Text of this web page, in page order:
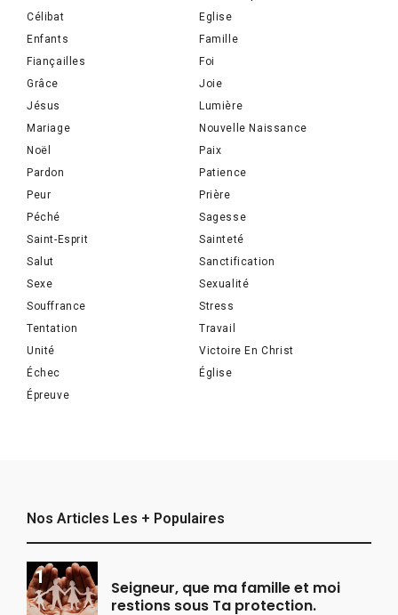
Célibat
Eglise
Enfants
Famille
Fiançailles
Foi
Grâce
Joie
Jésus
Lumière
Mariage
Nouvelle Naissance
Noël
Paix
Pardon
Patience
Peur
Prière
Péché
Sagesse
Saint-Esprit
Sainteté
Salut
Sanctification
Sexe
Sexualité
Souffrance
Stress
Tentation
Travail
Unité
Victoire En Christ
Échec
Église
Épreuve
Nos Articles Les + Populaires
Seigneur, que ma famille et moi
restions sous Ta protection.